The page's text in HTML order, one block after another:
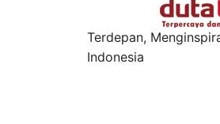
Terdepan,
Indonesia